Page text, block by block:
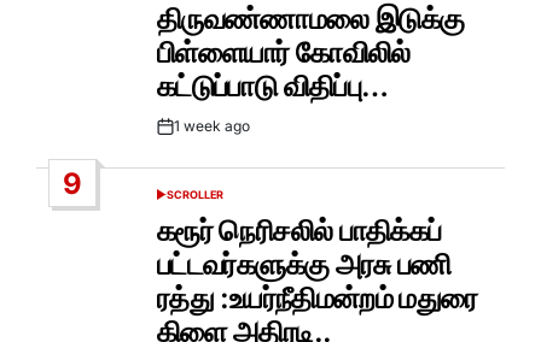
திருவண்ணாமலை இடுக்கு
பிள்ளையார் கோவிலில்
கட்டுப்பாடு விதிப்பு…
Post1 week ago
9
POSTED
SCROLLER
கரூர் நெரிசலில் பாதிக்கப்
பட்டவர்களுக்கு அரசு பணி
ரத்து :உயர்நீதிமன்றம் மதுரை
கிளை அதிரடி..